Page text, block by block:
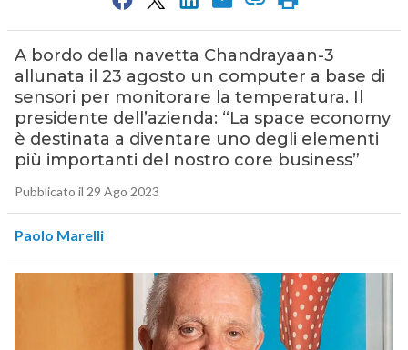
A bordo della navetta Chandrayaan-3
allunata il 23 agosto un computer a base di
sensori per monitorare la temperatura. Il
presidente dell’azienda: “La space economy
è destinata a diventare uno degli elementi
più importanti del nostro core business”
Pubblicato il 29 Ago 2023
Paolo Marelli